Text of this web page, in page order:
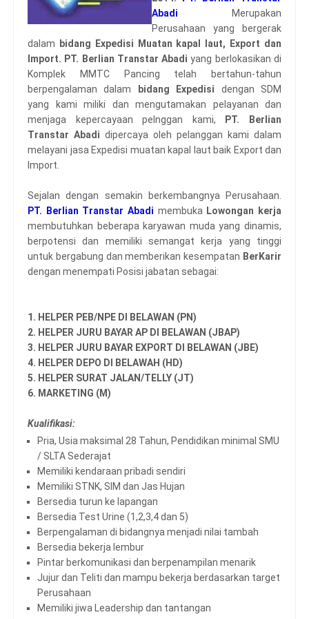
Abadi
Merupakan
Perusahaan yang bergerak
dalam
bidang Expedisi Muatan kapal laut, Export dan
Import. PT. Berlian Transtar Abadiyang berlokasikan di
Komplek MMTC Pancing telah bertahun-tahun
berpengalaman dalam
bidang Expedisi dengan SDM
yang kami miliki dan mengutamakan pelayanan dan
menjaga kepercayaan pelnggan kami,
PT. Berlian
Transtar Abadi dipercaya oleh pelanggan kami dalam
melayani jasa Expedisi muatan kapal laut baik Export dan
Import.
Sejalan dengan semakin berkembangnya Perusahaan.
PT. Berlian Transtar Abadi membuka Lowongan kerja
membutuhkan beberapa karyawan muda yang dinamis,
berpotensi dan memiliki semangat kerja yang tinggi
untuk bergabung dan memberikan kesempatan BerKarir
dengan menempati Posisi jabatan sebagai:
1. HELPER PEB/NPE DI BELAWAN (PN)
2. HELPER JURU BAYAR AP DI BELAWAN (JBAP)
3. HELPER JURU BAYAR EXPORT DI BELAWAN (JBE)
4. HELPER DEPO DI BELAWAH (HD)
5. HELPER SURAT JALAN/TELLY (JT)
6. MARKETING (M)
Kualifikasi:
Pria, Usia maksimal 28 Tahun, Pendidikan minimal SMU
/ SLTA Sederajat
Memiliki kendaraan pribadi sendiri
Memiliki STNK, SIM dan Jas Hujan
Bersedia turun ke lapangan
Bersedia Test Urine (1,2,3,4 dan 5)
Berpengalaman di bidangnya menjadi nilai tambah
Bersedia bekerja lembur
Pintar berkomunikasi dan berpenampilan menarik
Jujur dan Teliti dan mampu bekerja berdasarkan target
Perusahaan
Memiliki jiwa Leadership dan tantangan